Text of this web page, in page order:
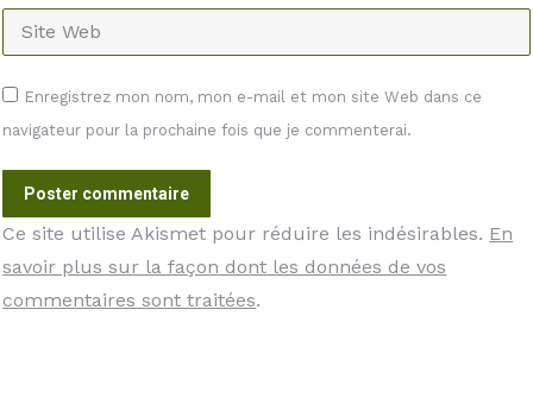
Site Web
Enregistrez mon nom, mon e-mail et mon site Web dans ce
navigateur pour la prochaine fois que je commenterai.
Poster commentaire
Ce site utilise Akismet pour réduire les indésirables. En
savoir plus sur la façon dont les données de vos
commentaires sont traitées.